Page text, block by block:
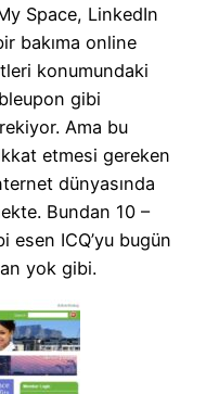
Space, LinkedIn
bakıma online
konumundaki
gibi
Ama bu
etmesi gereken
dünyasında
Bundan 10 –
esen ICQ’yu bugün
yok gibi.